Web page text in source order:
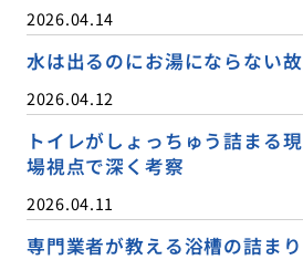
2026.04.14
水は出るのにお湯にならない
2026.04.12
トイレがしょっちゅう詰まる
場視点で深く考察
2026.04.11
専門業者が教える浴槽の詰ま